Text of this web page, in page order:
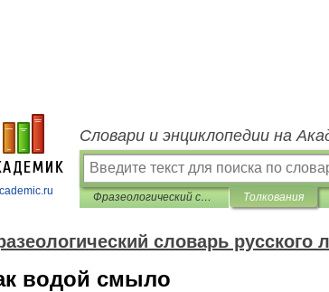
Словари и энциклопедии на
Фразеологический словарь русского литературного языка Толкования
словарь русского
водой смыло